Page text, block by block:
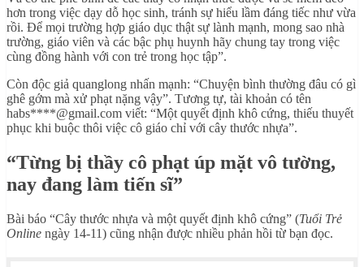
hơn trong việc dạy dỗ học sinh, tránh sự hiểu lầm đáng tiếc như vừa
rồi. Để mọi trường hợp giáo dục thật sự lành mạnh, mong sao nhà
trường, giáo viên và các bậc phụ huynh hãy chung tay trong việc
cùng đồng hành với con trẻ trong học tập”.
Còn độc giả quanglong nhấn mạnh: “Chuyện bình thường đâu có gì
ghê gớm mà xử phạt nặng vậy”. Tương tự, tài khoản có tên
habs****@gmail.com viết: “Một quyết định khô cứng, thiếu thuyết
phục khi buộc thôi việc cô giáo chỉ với cây thước nhựa”.
“Từng bị thầy cô phạt úp mặt vô tường,
nay đang làm tiến sĩ”
Bài báo “Cây thước nhựa và một quyết định khô cứng” (Tuổi Trẻ
Online ngày 14-11) cũng nhận được nhiều phản hồi từ bạn đọc.